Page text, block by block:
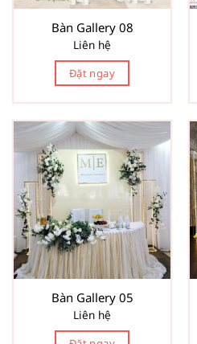
Bàn Gallery 08
Liên hệ
Đặt ngay
Bàn Gallery 05
Liên hệ